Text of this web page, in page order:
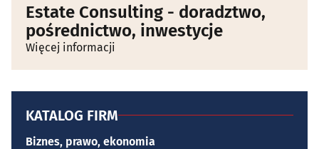
Estate Consulting - doradztwo,
pośrednictwo, inwestycje
Więcej informacji
KATALOG FIRM
Biznes, prawo, ekonomia